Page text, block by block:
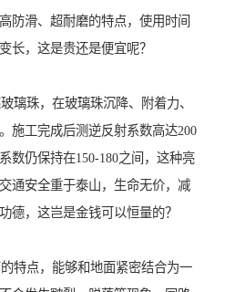
防滑、超耐磨的特点，使用时间
长，这是贵还是便宜呢？
璃珠，在玻璃珠沉降、附着力、
施工完成后测逆反射系数高达200
数仍保持在150-180之间，这种亮
通安全重于泰山，生命无价，减
德，这岂是金钱可以恒量的？
特点，能够和地面紧密结合为一